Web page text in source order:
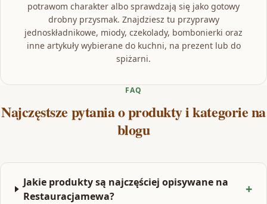
potrawom charakter albo sprawdzają się jako gotowy
drobny przysmak. Znajdziesz tu przyprawy
jednoskładnikowe, miody, czekolady, bombonierki oraz
inne artykuły wybierane do kuchni, na prezent lub do
spiżarni.
FAQ
Najczęstsze pytania o produkty i kategorie na
blogu
Jakie produkty są najczęściej opisywane na
Restauracjamewa?